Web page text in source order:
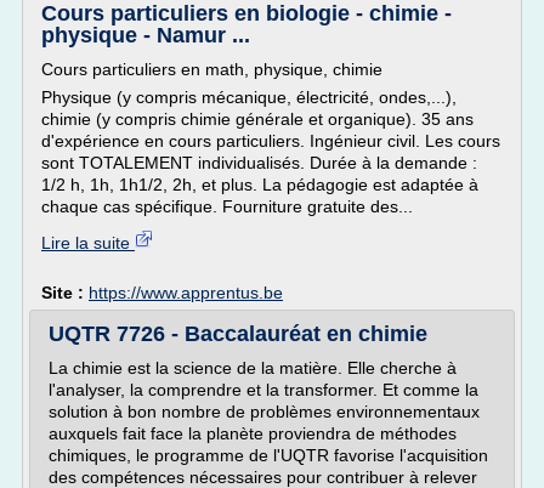
Cours particuliers en biologie - chimie -
physique - Namur ...
Cours particuliers en math, physique, chimie
Physique (y compris mécanique, électricité, ondes,...),
chimie (y compris chimie générale et organique). 35 ans
d'expérience en cours particuliers. Ingénieur civil. Les cours
sont TOTALEMENT individualisés. Durée à la demande :
1/2 h, 1h, 1h1/2, 2h, et plus. La pédagogie est adaptée à
chaque cas spécifique. Fourniture gratuite des...
Lire la suite
Site : https://www.apprentus.be
UQTR 7726 - Baccalauréat en chimie
La chimie est la science de la matière. Elle cherche à
l'analyser, la comprendre et la transformer. Et comme la
solution à bon nombre de problèmes environnementaux
auxquels fait face la planète proviendra de méthodes
chimiques, le programme de l'UQTR favorise l'acquisition
des compétences nécessaires pour contribuer à relever